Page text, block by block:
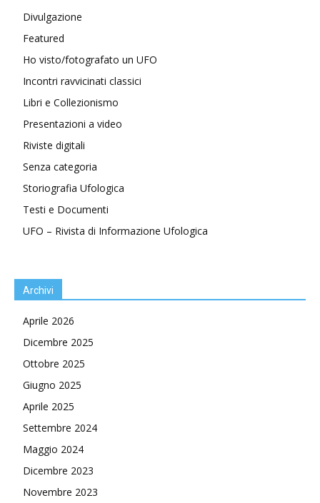
Divulgazione
Featured
Ho visto/fotografato un UFO
Incontri ravvicinati classici
Libri e Collezionismo
Presentazioni a video
Riviste digitali
Senza categoria
Storiografia Ufologica
Testi e Documenti
UFO – Rivista di Informazione Ufologica
Archivi
Aprile 2026
Dicembre 2025
Ottobre 2025
Giugno 2025
Aprile 2025
Settembre 2024
Maggio 2024
Dicembre 2023
Novembre 2023